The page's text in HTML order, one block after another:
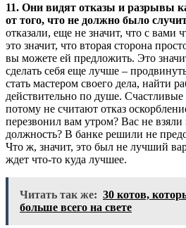
11. Они видят отказы и разрывы
от того, что не должно было
отказали, еще не значит, что с вами
это значит, что вторая сторона
вы можете ей предложить. Это
сделать себя еще лучше –
стать мастером своего дела, найти
действительно по душе.
потому не считают отказ
перезвонил вам утром? Вас не
должность? В банке решили не
Что ж, значит, это был не лучший
ждет что-то куда лучшее.
Читать так же: 30 котов,
больше всего на свете